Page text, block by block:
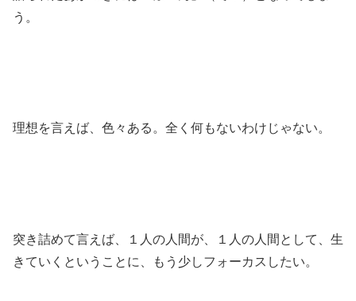
う。
理想を言えば、色々ある。全く何もないわけじゃない。
突き詰めて言えば、１人の人間が、１人の人間として、生
きていくということに、もう少しフォーカスしたい。